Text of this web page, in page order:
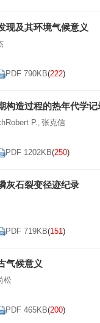
现及其环境气候意义
PDF 790KB(222)
构造过程的热年代学记
P., 张克信
PDF 1202KB(250)
灰石裂变径迹纪录
PDF 719KB(151)
气候意义
松
PDF 465KB(200)